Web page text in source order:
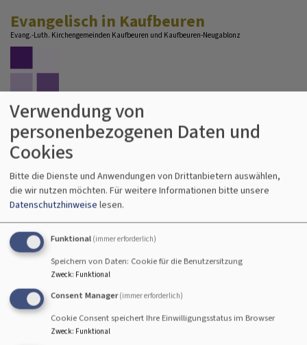
zum
Inhalt
Evangelisch in Kaufbeuren
Evang.-Luth. Kirchengemeinden Kaufbeuren und Kaufbeuren-Neugablonz
Hauptnavigation
Startseite Begleitung und Beratung Diakonische Arbeit
Verwendung von
personenbezogenen Daten und
Cookies
Bitte die Dienste und Anwendungen von Drittanbietern auswählen,
die wir nutzen möchten. Für weitere Informationen bitte unsere
Datenschutzhinweise lesen.
Funktional (immer erforderlich)
Speichern von Daten: Cookie für die Benutzersitzung
Zweck: Funktional
Consent Manager (immer erforderlich)
Cookie Consent speichert Ihre Einwilligungsstatus im Browser
Zweck: Funktional